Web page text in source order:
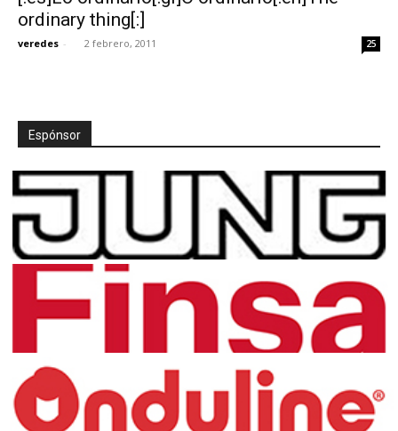
ordinary thing[:]
veredes - 2 febrero, 2011 25
Espónsor